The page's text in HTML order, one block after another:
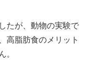
たが、動物の実験で
高脂肪食のメリット
。